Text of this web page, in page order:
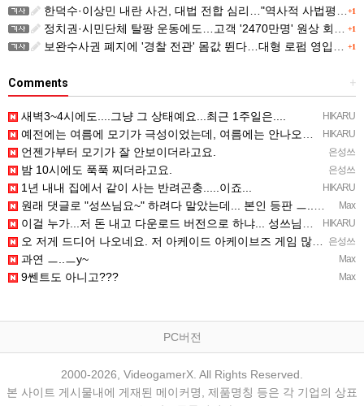
+1
한덕수·이상민 내란 사건, 대법 전합 심리…"역사적 사법평가"(종합)
+1
정치권·시민단체 탈팡 운동에도…고객 '2470만명' 원상 회복, "고물가에 돌팡"
+1
보완수사권 폐지에 '경찰 전관' 몸값 뛴다…대형 로펌 영입전쟁
+
Comments
HIKARU
새벽3~4시에도....그냥 그 상태예요...최근 1주일은....
HIKARU
예전에는 여름에 모기가 극성이었는데, 여름에는 안나오는 것 같은.....ㅎ ㅎ)
은성쓰
언젠가부터 모기가 잘 안보이더라고요.
은성쓰
밤 10시에도 푹푹 찌더라고요.
HIKARU
1년 내내 집에서 같이 사는 반려곤충.....이죠...
Max
원래 댓글로 "성쓰님요~" 하려다 말았는데... 본인 등판 ㅡ..ㅡy~
HIKARU
이걸 누가...저 돈 내고 다운로드 버전으로 하냐... 성쓰님이 계셨다!!!...
은성쓰
오 저게 드디어 나오네요. 저 아케이드 아케이브즈 게임 많이 샀는데요 ㅎㅎㅎ
Max
과연 ㅡ..ㅡy~
Max
9쎈트도 아니고???
PC버전
2000-2026, VideogamerX. All Rights Reserved.
본 사이트 게시물내에 게재된 메이커명, 제품명칭 등은 각 기업의 상표